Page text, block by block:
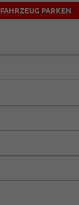
FAHRZEUG PARKEN